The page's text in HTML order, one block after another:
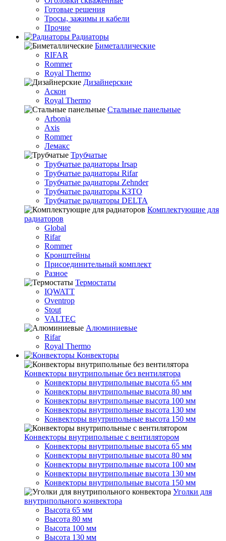
Готовые решения
Тросы, зажимы и кабели
Прочие
Радиаторы
Биметаллические
RIFAR
Rommer
Royal Thermo
Дизайнерские
Аскон
Royal Thermo
Стальные панельные
Arbonia
Axis
Rommer
Лемакс
Трубчатые
Трубчатые радиаторы Irsap
Трубчатые радиаторы Rifar
Трубчатые радиаторы Zehnder
Трубчатые радиаторы КЗТО
Трубчатые радиаторы DELTA
Комплектующие для
радиаторов
Global
Rifar
Rommer
Кронштейны
Присоединительный комплект
Разное
Термостаты
IQWATT
Oventrop
Stout
VALTEC
Алюминиевые
Rifar
Royal Thermo
Конвекторы
Конвекторы внутрипольные без вентилятора
Конвекторы внутрипольные высота 65 мм
Конвекторы внутрипольные высота 80 мм
Конвекторы внутрипольные высота 100 мм
Конвекторы внутрипольные высота 130 мм
Конвекторы внутрипольные высота 150 мм
Конвекторы внутрипольные с вентилятором
Конвекторы внутрипольные высота 65 мм
Конвекторы внутрипольные высота 80 мм
Конвекторы внутрипольные высота 100 мм
Конвекторы внутрипольные высота 130 мм
Конвекторы внутрипольные высота 150 мм
Уголки для
внутрипольного конвектора
Высота 65 мм
Высота 80 мм
Высота 100 мм
Высота 130 мм